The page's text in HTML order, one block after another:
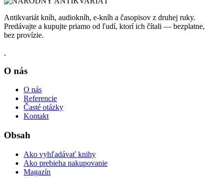
Antikvariát kníh, audiokníh, e-kníh a časopisov z druhej ruky.
Predávajte a kupujte priamo od ľudí, ktorí ich čítali — bezplatne,
bez provízie.
O nás
O nás
Referencie
Časté otázky
Kontakt
Obsah
Ako vyhľadávať knihy
Ako prebieha nakupovanie
Magazín